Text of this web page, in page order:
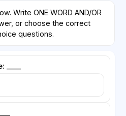
Write ONE WORD AND/OR
or choose the correct
questions.